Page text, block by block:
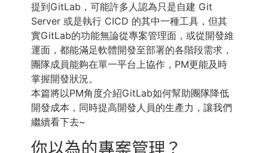
提到GitLab，可能許多人認為只是自建 Git
Server 或是執行 CICD 的其中一種工具，但其
實GitLab的功能無論從專案管理面，或從開發維
運面，都能滿足軟體開發至部署的各階段需求，
團隊成員能夠在單一平台上協作，PM更能及時
掌握開發狀況。
本篇將以PM角度介紹GitLab如何幫助團隊降低
開發成本，同時提高開發人員的生產力，讓我們
繼續看下去~
你以為的專案管理？